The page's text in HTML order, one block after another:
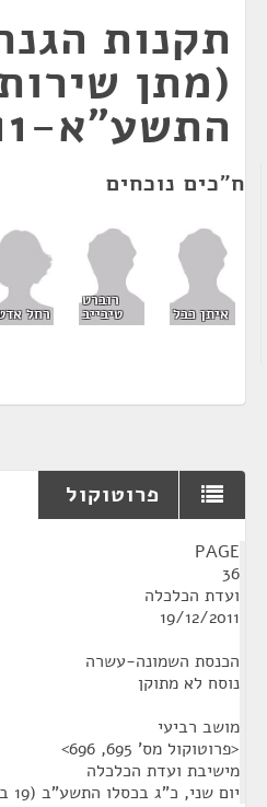
תקנות
(מתן
התשע"א-2011
ח"כים נוכחים
איתן כבל
רוברט
טיבייב רחל
פרוטוקול
PAGE
36
ועדת הכלכלה
19/12/2011
הכנסת השמונה-עשרה
נוסח לא מתוקן
מושב רביעי
<פרוטוקול מס' 695, 696>
מישיבת ועדת הכלכלה
יום שני, כ"ג בכסלו התשע"ב (19 בדצמבר 2011), שעה 12:00